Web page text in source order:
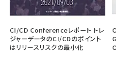
CI/CD Conferenceレポート トレ
ジャーデータのCI/CDのポイント
はリリースリスクの最小化